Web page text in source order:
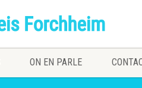
ON EN PARLE